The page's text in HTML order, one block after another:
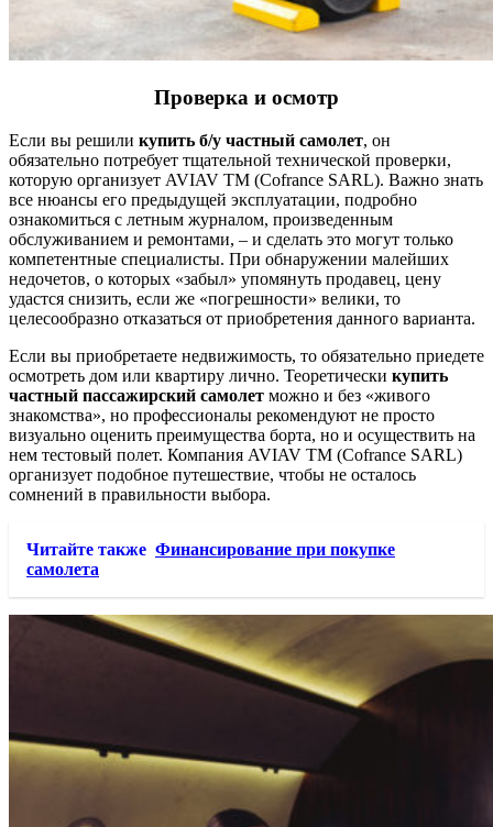
Проверка и осмотр
Если вы решили купить б/у частный самолет, он
обязательно потребует тщательной технической проверки,
которую организует AVIAV TM (Cofrance SARL). Важно знать
все нюансы его предыдущей эксплуатации, подробно
ознакомиться с летным журналом, произведенным
обслуживанием и ремонтами, – и сделать это могут только
компетентные специалисты. При обнаружении малейших
недочетов, о которых «забыл» упомянуть продавец, цену
удастся снизить, если же «погрешности» велики, то
целесообразно отказаться от приобретения данного варианта.
Если вы приобретаете недвижимость, то обязательно приедете
осмотреть дом или квартиру лично. Теоретически купить
частный пассажирский самолет можно и без «живого
знакомства», но профессионалы рекомендуют не просто
визуально оценить преимущества борта, но и осуществить на
нем тестовый полет. Компания AVIAV TM (Cofrance SARL)
организует подобное путешествие, чтобы не осталось
сомнений в правильности выбора.
Читайте также Финансирование при покупке
самолета